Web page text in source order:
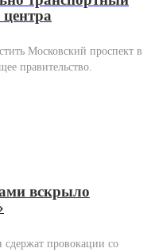
Московский проспект в
правительство.
вскрыло
сдержат провокации со